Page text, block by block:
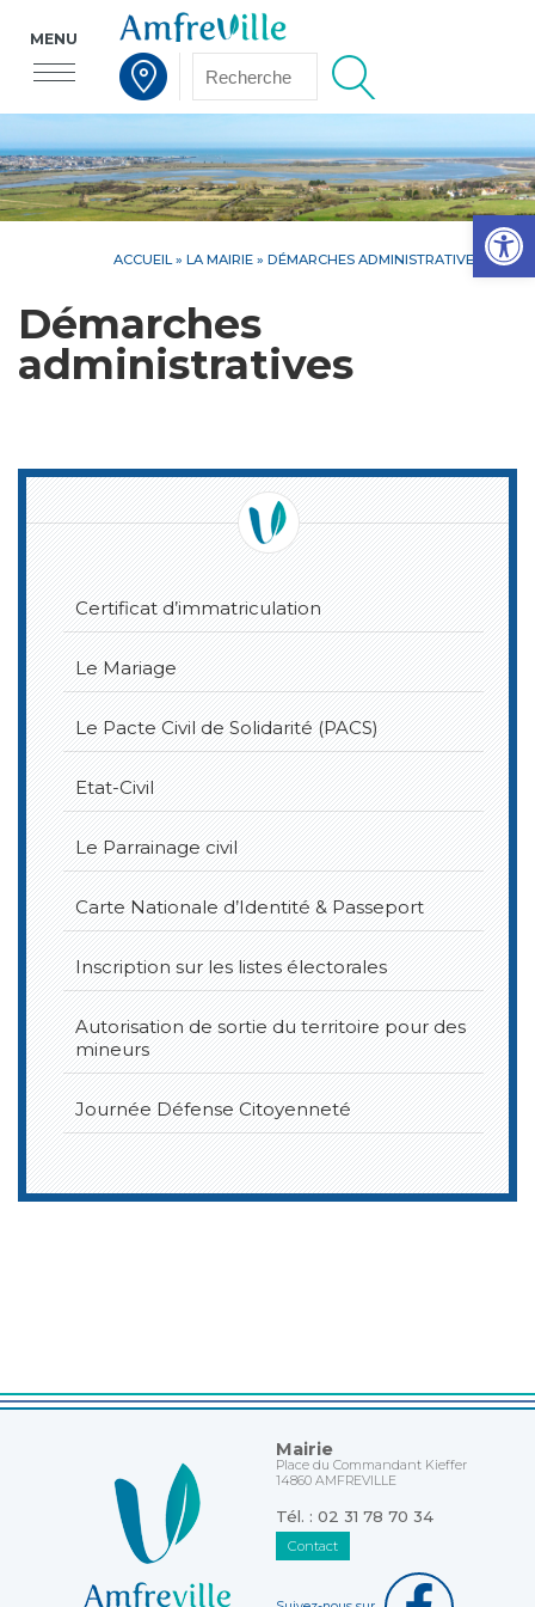
Voir la carte interactive
MENU
ACCUEIL » LA MAIRIE » DÉMARCHES ADMINISTRATIVES
Démarches
administratives
Certificat d’immatriculation
Le Mariage
Le Pacte Civil de Solidarité (PACS)
Etat-Civil
Le Parrainage civil
Carte Nationale d’Identité & Passeport
Inscription sur les listes électorales
Autorisation de sortie du territoire pour des
mineurs
Journée Défense Citoyenneté
Mairie
Place du Commandant Kieffer
14860 AMFREVILLE
Tél. : 02 31 78 70 34
Contact